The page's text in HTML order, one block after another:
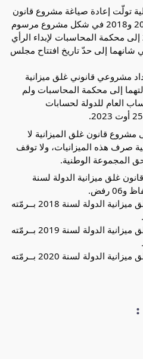
تولّت إعادة صياغة مشروع قانون
غلق ميزانيتي الدولة لسنتي 2017 و2018 في شكل مشروع مرسوم
وأحالته بتاريخ 21 ديسمبر 2021 إلى محكمة المحاسبات لإبداء الرأي
شانهما إلى حدّ تاريخ افتتاح مجلس
مشروعي قانوني غلق ميزانية
2019 و 2020 وإحالتهما إلى محكمة المحاسبات ولم
العام للدولة لحسابات
قانون غلق الميزانية لا
صرف هذه الميزانيات، ولا توقف
المجموعة الوطنية.
غلق ميزانية الدولة لسنة
المصادقة على مشروع قانون غلق ميزانية الدولة لسنة 2018 بــرمّته
المصادقة على مشروع قانون غلق ميزانية الدولة لسنة 2019 بــرمّته
المصادقة على مشروع قانون غلق ميزانية الدولة لسنة 2020 بــرمّته